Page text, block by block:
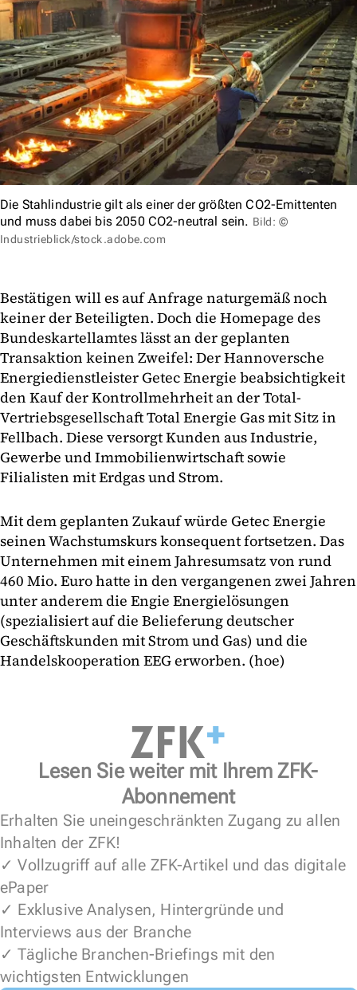
Die Stahlindustrie gilt als einer der größten CO2-Emittenten
und muss dabei bis 2050 CO2-neutral sein. Bild: ©
Industrieblick/stock.adobe.com
Bestätigen will es auf Anfrage naturgemäß noch
keiner der Beteiligten. Doch die Homepage des
Bundeskartellamtes lässt an der geplanten
Transaktion keinen Zweifel: Der Hannoversche
Energiedienstleister Getec Energie beabsichtigkeit
den Kauf der Kontrollmehrheit an der Total-
Vertriebsgesellschaft Total Energie Gas mit Sitz in
Fellbach. Diese versorgt Kunden aus Industrie,
Gewerbe und Immobilienwirtschaft sowie
Filialisten mit Erdgas und Strom.
Mit dem geplanten Zukauf würde Getec Energie
seinen Wachstumskurs konsequent fortsetzen. Das
Unternehmen mit einem Jahresumsatz von rund
460 Mio. Euro hatte in den vergangenen zwei Jahren
unter anderem die Engie Energielösungen
(spezialisiert auf die Belieferung deutscher
Geschäftskunden mit Strom und Gas) und die
Handelskooperation EEG erworben. (hoe)
Lesen Sie weiter mit Ihrem ZFK-
Abonnement
Erhalten Sie uneingeschränkten Zugang zu allen
Inhalten der ZFK!
✓ Vollzugriff auf alle ZFK-Artikel und das digitale
ePaper
✓ Exklusive Analysen, Hintergründe und
Interviews aus der Branche
✓ Tägliche Branchen-Briefings mit den
wichtigsten Entwicklungen